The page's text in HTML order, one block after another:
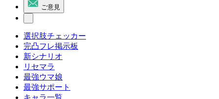
ご意見
選択肢チェッカー
完凸フレ掲示板
新シナリオ
リセマラ
最強ウマ娘
最強サポート
キャラ一覧